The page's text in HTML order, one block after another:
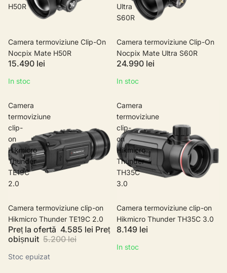
H50R
Camera termoviziune Clip-On
Nocpix Mate H50R
15.490 lei
In stoc
Ultra
S60R
Camera termoviziune Clip-On
Nocpix Mate Ultra S60R
24.990 lei
In stoc
Camera
termoviziune
clip-
on
Hikmicro
Thunder
TE19C
2.0
Stoc epuizat
Camera termoviziune clip-on
Hikmicro Thunder TE19C 2.0
Preț la ofertă 4.585 lei Preț
obișnuit 5.200 lei
Stoc epuizat
Camera
termoviziune
clip-
on
Hikmicro
Thunder
TH35C
3.0
Camera termoviziune clip-on
Hikmicro Thunder TH35C 3.0
8.149 lei
In stoc